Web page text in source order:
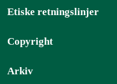
Etiske retningslinjer
Copyright
Arkiv